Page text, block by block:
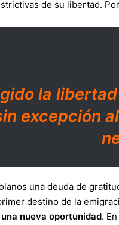
de su libertad.
la
excepción
una deuda de
destino de la
nueva oportunidad.